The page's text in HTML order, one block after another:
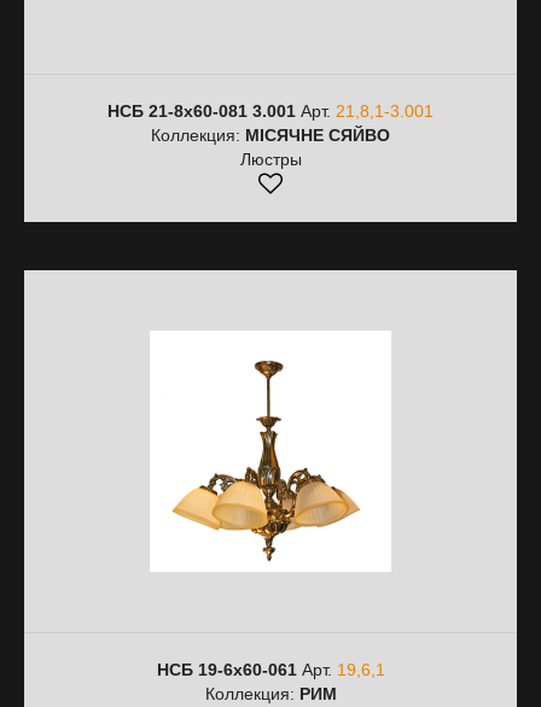
НСБ 21-8х60-081 3.001 Арт. 21,8,1-3.001
Коллекция: МІСЯЧНЕ СЯЙВО
Люстры
НСБ 19-6х60-061Арт. 19,6,1
Коллекция: РИМ